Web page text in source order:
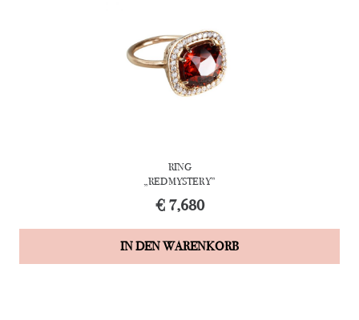
RING
„RED MYSTERY”
€7,680
IN DEN WARENKORB